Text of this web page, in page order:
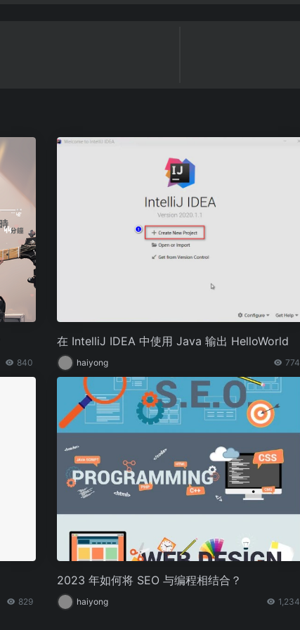
840
在 IntelliJ IDEA 中使用 Java 输出 HelloWorld
haiyong 774
829
2023 年如何将 SEO 与编程相结合？
haiyong 1,234